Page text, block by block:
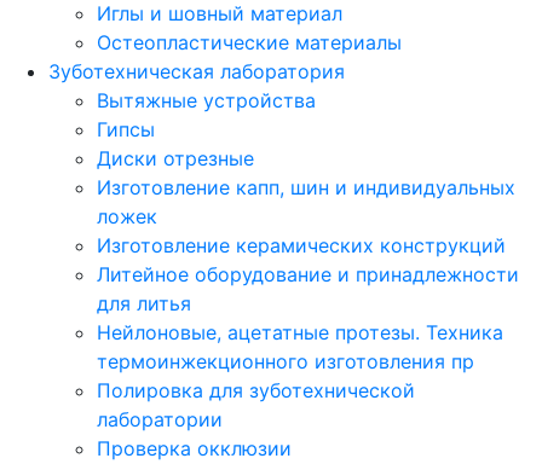
Иглы и шовный материал
Остеопластические материалы
Зуботехническая лаборатория
Вытяжные устройства
Гипсы
Диски отрезные
Изготовление капп, шин и индивидуальных
ложек
Изготовление керамических конструкций
Литейное оборудование и принадлежности
для литья
Нейлоновые, ацетатные протезы. Техника
термоинжекционного изготовления пр
Полировка для зуботехнической
лаборатории
Проверка окклюзии